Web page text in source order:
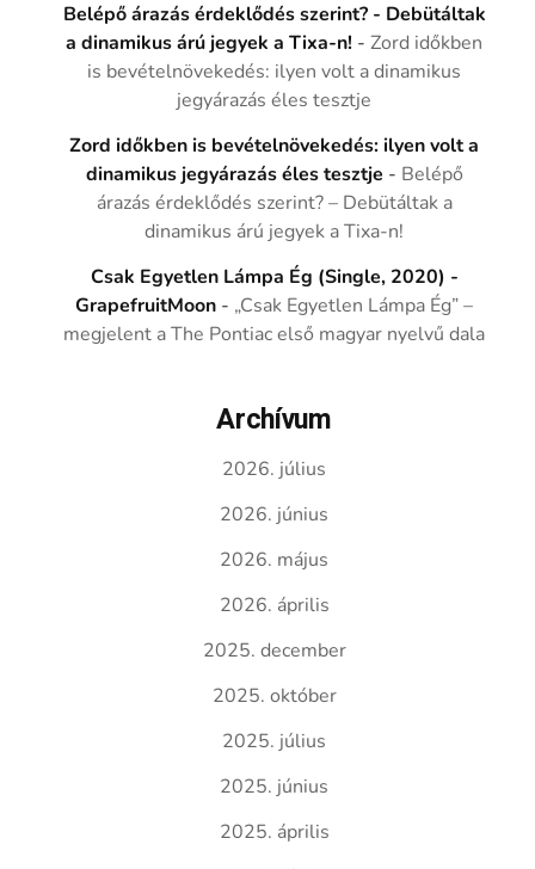
Belépő árazás érdeklődés szerint? - Debütáltak
a dinamikus árú jegyek a Tixa-n! -Zord időkben
is bevételnövekedés: ilyen volt a dinamikus
jegyárazás éles tesztje
Zord időkben is bevételnövekedés: ilyen volt a
dinamikus jegyárazás éles tesztje - Belépő
árazás érdeklődés szerint? – Debütáltak a
dinamikus árú jegyek a Tixa-n!
Csak Egyetlen Lámpa Ég (Single, 2020) -
GrapefruitMoon - „Csak Egyetlen Lámpa Ég” –
megjelent a The Pontiac első magyar nyelvű dala
Archívum
2026. július
2026. június
2026. május
2026. április
2025. december
2025. október
2025. július
2025. június
2025. április